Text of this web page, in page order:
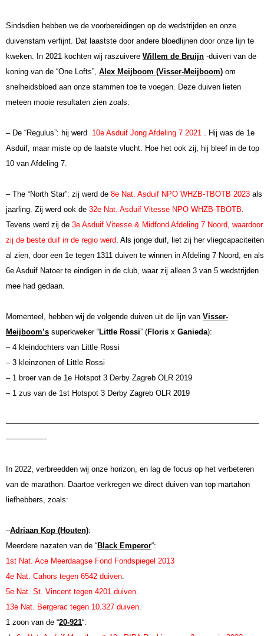
Sindsdien hebben we de voorbereidingen op de wedstrijden en onze
duivenstam verfijnt. Dat laastste door andere bloedlijnen door onze lijn te
kweken.
In 2021 kochten wij raszuivere Willem de Bruijn -duiven van de
koning van de “One Lofts”, Alex Meijboom (Visser-Meijboom) om
snelheidsbloed aan onze stammen toe te voegen.
Deze duiven lieten
meteen mooie resultaten zien zoals:
– De “Regulus”: hij werd 10e Asduif Jong Afdeling 7 2021
Hij was de 1e
Asduif, maar miste op de laatste vlucht.
Hoe het ook zij, hij bleef in de top
10 van Afdeling 7.
– The “North Star”: zij werd de 8e Nat. Asduif NPO WHZB-TBOTB 2023 als
jaarling. Zij werd ook de 32e Nat. Asduif Vitesse NPO WHZB-TBOTB
Tevens werd zij de 3e Asduif Vitesse & Midfond Afdeling 7 Noord, waardoor
zij de beste duif in de regio werd . Als jonge duif, liet zij her vliegcapaciteiten
al zien, door een 1e tegen 1311 duiven te winnen in Afdeling 7 Noord, en als
6e Asduif Natoer te eindigen in de club, waar zij alleen 3 van 5 wedstrijden
mee had gedaan.
Momenteel, hebben wij de volgende duiven uit de lijn van Visser-
Meijboom’s superkweker “Little Rossi” (Floris x Ganieda):
– 4 kleindochters van Little Rossi
– 3 kleinzonen of Little Rossi
– 1 broer van de 1e Hotspot 3 Derby Zagreb OLR 2019
– 1 zus van de 1st Hotspot 3 Derby Zagreb OLR 2019
—————————————————————————————————
—————-
In 2022, verbreedden wij onze horizon, en lag de focus op het verbeteren
van de marathon. Daartoe verkregen we direct duiven van top martahon
liefhebbers, zoals:
–Adriaan Kop (Houten):
Meerdere nazaten van de “Black Emperor“:
1st Nat. Ace Meerdaagse Fond Fondspiegel 2013
4e Nat. Cahors tegen 6542 duiven
5e Nat. St. Vincent tegen 4201 duiven
13e Nat. Bergerac tegen 10.327 duiven
1 zoon van de “20-921“: